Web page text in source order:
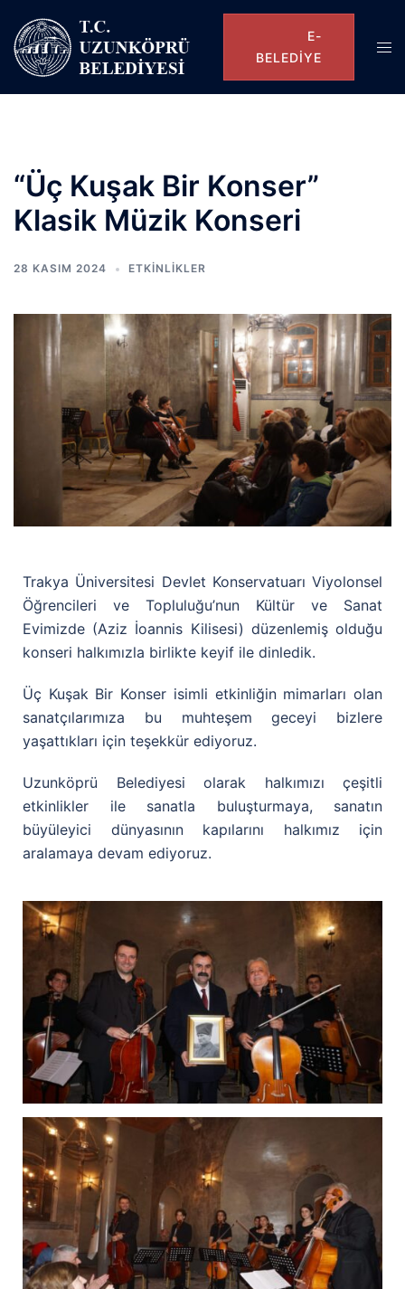
E-
BELEDIYE
“Üç Kuşak Bir Konser”
Klasik Müzik Konseri
28 KASIM 2024 ETKINLIKLER
Trakya Üniversitesi Devlet Konservatuarı Viyolonsel
Öğrencileri ve Topluluğu’nun Kültür ve Sanat
Evimizde (Aziz İoannis Kilisesi) düzenlemiş olduğu
konseri halkımızla birlikte keyif ile dinledik.
Üç Kuşak Bir Konser isimli etkinliğin mimarları olan
sanatçılarımıza bu muhteşem geceyi bizlere
yaşattıkları için teşekkür ediyoruz.
Uzunköprü Belediyesi olarak halkımızı çeşitli
etkinlikler ile sanatla buluşturmaya, sanatın
büyüleyici dünyasının kapılarını halkımız için
aralamaya devam ediyoruz.